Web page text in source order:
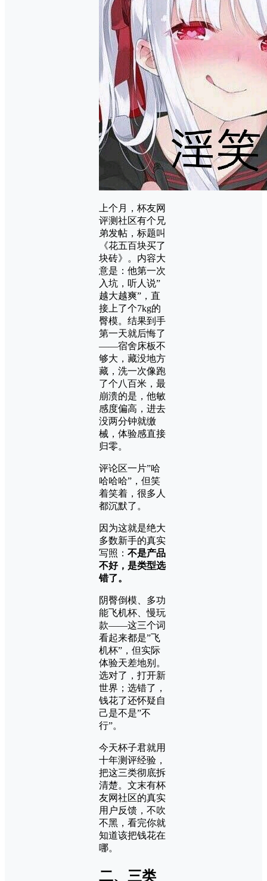
上个月，杯友网
评测社区有个兄
弟发帖，标题叫
《花五百块买了
块砖》。内容大
意是：他第一次
入坑，听人说”
越大越爽”，直
接上了个7kg的
臀模。结果到手
第一天就后悔了
——宿舍床板不
够大，藏没地方
藏，洗一次像跑
了个八百米，最
崩溃的是，他敏
感度偏高，进去
没两分钟就缴
械，体验感直接
归零。
评论区一片”哈
哈哈哈”，但笑
着笑着，很多人
都沉默了。
因为这就是绝大
多数新手的真实
写照： 不是产品
不好，是类型选
错了。
阴臀倒模、多功
能飞机杯、慢玩
款——这三个词
看起来都是”飞
机杯”，但实际
体验天差地别。
选对了，打开新
世界；选错了，
钱花了还怀疑自
己是不是”不
行”。
今天杯子君就用
十年测评经验，
把这三类彻底拆
清楚。文末有杯
友网社区的真实
用户反馈，不吹
不黑，看完你就
知道该把钱花在
哪。
二、三类